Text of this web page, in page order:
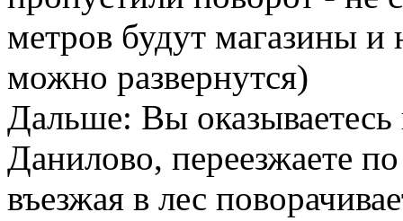
метров будут магазины
можно развернутся)
Дальше: Вы
Данилово, переезжаете
въезжая в лес